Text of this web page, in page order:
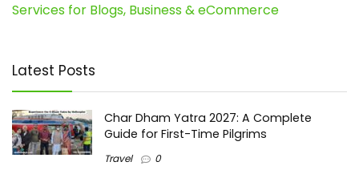
Services for Blogs, Business & eCommerce
Latest Posts
Char Dham Yatra 2027: A Complete
Guide for First-Time Pilgrims
Travel 0